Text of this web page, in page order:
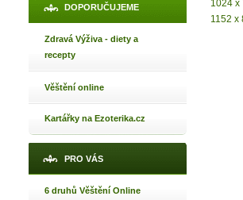
Jak
Jak
DOPORUČUJEME
Zdravá Výživa - diety a
recepty
Věštění online
Kartářky na Ezoterika.cz
PRO VÁS
6 druhů Věštění Online
1024 x
1152 x